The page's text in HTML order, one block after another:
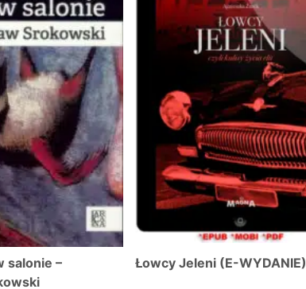
salonie –
Łowcy Jeleni (E-WYDANIE)